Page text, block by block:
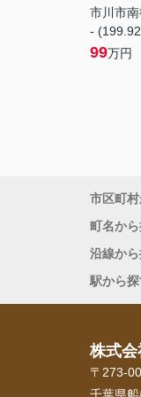
市川市
-
99万円
市区町
町名か
沿線か
駅から
株式会
〒273-